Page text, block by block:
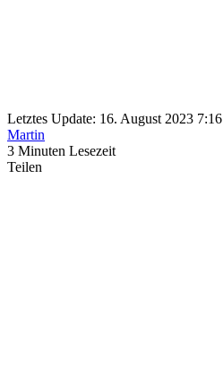
Letztes Update: 16. August 2023 7:16
Martin
3 Minuten Lesezeit
Teilen